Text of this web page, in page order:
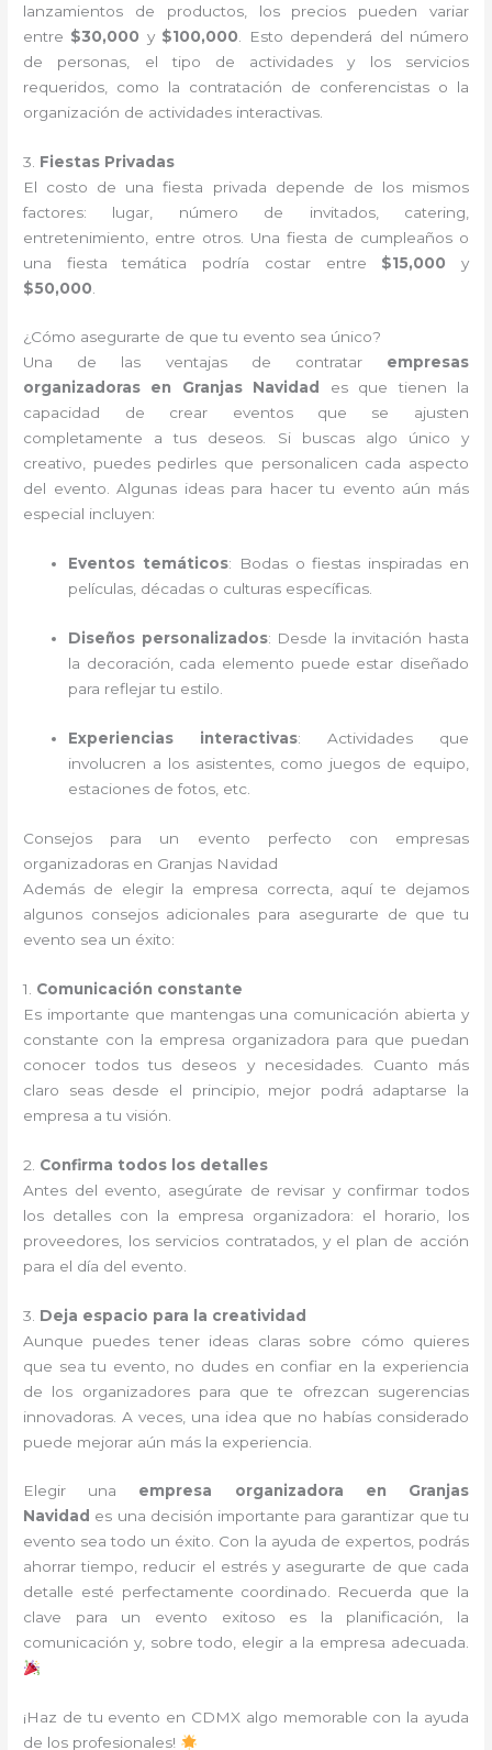
lanzamientos de productos, los precios pueden variar
entre $30,000 y $100,000 . Esto dependerá del número
de personas, el tipo de actividades y los servicios
requeridos, como la contratación de conferencistas o la
organización de actividades interactivas.
3. Fiestas Privadas
El costo de una fiesta privada depende de los mismos
factores: lugar, número de invitados, catering,
entretenimiento, entre otros. Una fiesta de cumpleaños o
una fiesta temática podría costar entre $15,000 y
$50,000
¿Cómo asegurarte de que tu evento sea único?
Una de las ventajas de contratar empresas
organizadoras en Granjas Navidad
es que tienen la
capacidad de crear eventos que se ajusten
completamente a tus deseos. Si buscas algo único y
creativo, puedes pedirles que personalicen cada aspecto
del evento. Algunas ideas para hacer tu evento aún más
especial incluyen:
Eventos temáticos: Bodas o fiestas inspiradas en
películas, décadas o culturas específicas.
Diseños personalizados: Desde la invitación hasta
la decoración, cada elemento puede estar diseñado
para reflejar tu estilo.
Experiencias interactivas: Actividades que
involucren a los asistentes, como juegos de equipo,
estaciones de fotos, etc.
Consejos para un evento perfecto con empresas
organizadoras en Granjas Navidad
Además de elegir la empresa correcta, aquí te dejamos
algunos consejos adicionales para asegurarte de que tu
evento sea un éxito:
1. Comunicación constante
Es importante que mantengas una comunicación abierta y
constante con la empresa organizadora para que puedan
conocer todos tus deseos y necesidades. Cuanto más
claro seas desde el principio, mejor podrá adaptarse la
empresa a tu visión.
2. Confirma todos los detalles
Antes del evento, asegúrate de revisar y confirmar todos
los detalles con la empresa organizadora: el horario, los
proveedores, los servicios contratados, y el plan de acción
para el día del evento.
3. Deja espacio para la creatividad
Aunque puedes tener ideas claras sobre cómo quieres
que sea tu evento, no dudes en confiar en la experiencia
de los organizadores para que te ofrezcan sugerencias
innovadoras. A veces, una idea que no habías considerado
puede mejorar aún más la experiencia.
Elegir una empresa organizadora en Granjas
Navidad es una decisión importante para garantizar que tu
evento sea todo un éxito. Con la ayuda de expertos, podrás
ahorrar tiempo, reducir el estrés y asegurarte de que cada
detalle esté perfectamente coordinado. Recuerda que la
clave para un evento exitoso es la planificación, la
comunicación y, sobre todo, elegir a la empresa adecuada.
¡Haz de tu evento en CDMX algo memorable con la ayuda
de los profesionales!